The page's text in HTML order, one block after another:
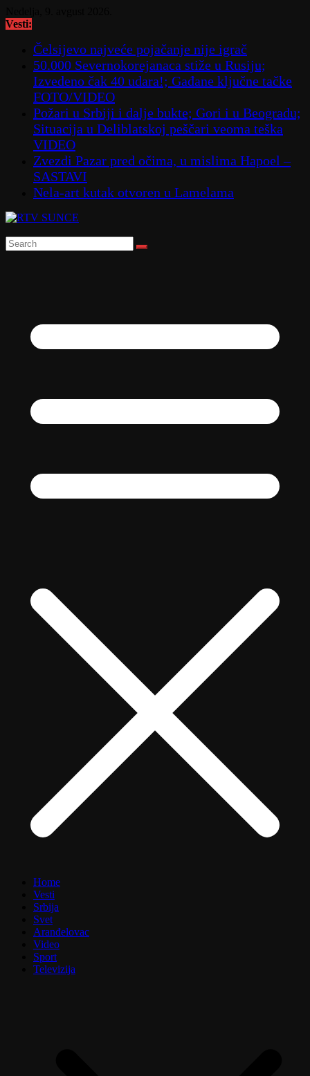
to
Vesti:
Čelsijevo najveće pojačanje nije igrač
50.000 Severnokorejanaca stiže u Rusiju;
Izvedeno čak 40 udara!; Gađane ključne tačke
FOTO/VIDEO
Požari u Srbiji i dalje bukte; Gori i u Beogradu;
Situacija u Deliblatskoj peščari veoma teška
VIDEO
Zvezdi Pazar pred očima, u mislima Hapoel –
SASTAVI
Nela-art kutak otvoren u Lamelama
Home
Vesti
Srbija
Svet
Aranđelovac
Video
Sport
Televizija